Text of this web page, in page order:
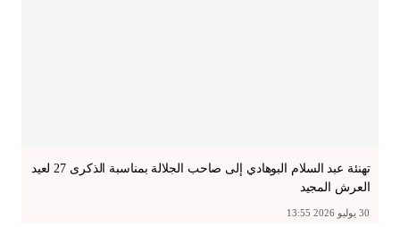
تهنئة عبد السلام البوهادي إلى صاحب الجلالة بمناسبة الذكرى 27 لعيد
العرش المجيد
30 يوليو 2026 13:55